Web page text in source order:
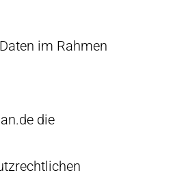
im Rahmen
die